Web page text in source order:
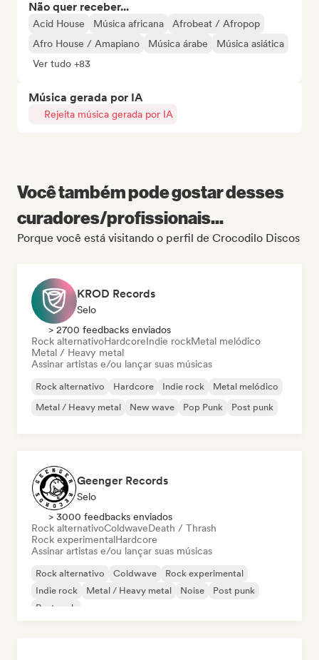
Não quer receber...
Acid House Música africana
Afrobeat / Afropop
Afro House / Amapiano
Música árabe
Música asiática
Ver tudo +83
Música gerada por IA
Rejeita música gerada por IA
Você também pode gostar desses
curadores/profissionais...
Porque você está visitando o perfil de Crocodilo Discos
KROD Records
Selo
> 2700 feedbacks enviados
Rock alternativoHardcoreIndie rockMetal melódico
Metal / Heavy metal
Assinar artistas e/ou lançar suas músicas
Rock alternativo Hardcore Indie rock
Metal melódico
Metal / Heavy metal
New wave Pop Punk Post punk
Geenger Records
Selo
> 3000 feedbacks enviados
Rock alternativoColdwaveDeath / Thrash
Rock experimentalHardcore
Assinar artistas e/ou lançar suas músicas
Rock alternativo Coldwave
Rock experimental
Indie rock
Metal / Heavy metal Noise
Post punk
Post rock